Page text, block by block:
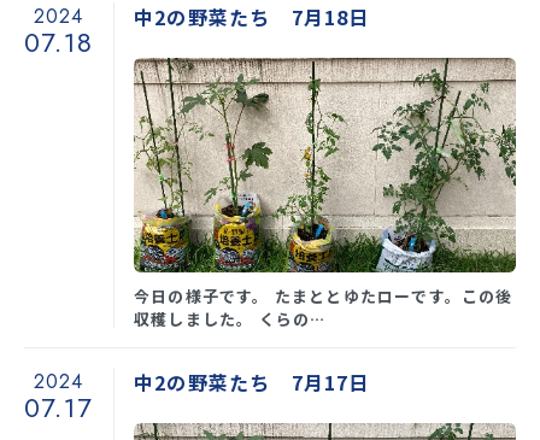
2024
07.18
中2の野菜たち 7月18日
今日の様子です。 たまととゆたローです。この後
収穫しました。 くらの…
2024
07.17
中2の野菜たち 7月17日